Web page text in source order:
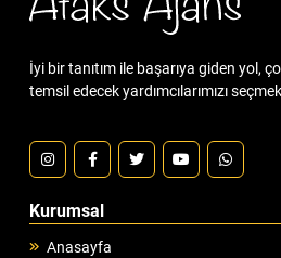
İyi bir tanıtım ile başarıya giden yol,
temsil edecek yardımcılarımızı
Kurumsal
Anasayfa